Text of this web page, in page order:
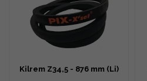
Kilrem Z34,5 - 876 mm (Li)